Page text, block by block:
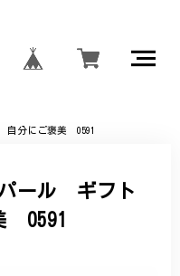
分にご褒美 0591
ール ギフト
0591